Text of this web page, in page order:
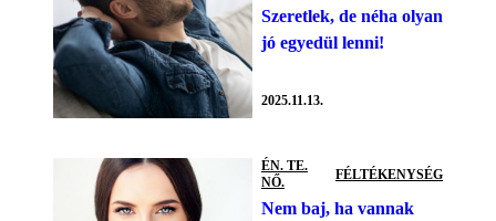
Szeretlek, de néha olyan
jó egyedül lenni!
2025.11.13.
ÉN. TE.
NŐ.
FÉLTÉKENYSÉG
Nem baj, ha vannak